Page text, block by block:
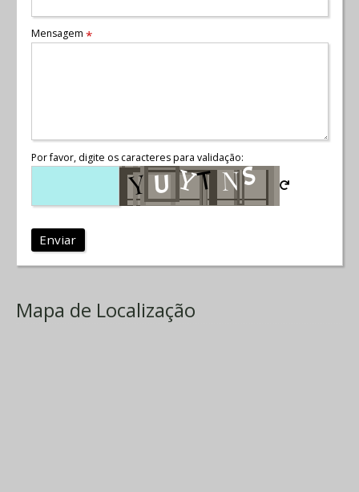
Mensagem *
Por favor, digite os caracteres para validação:
Enviar
Mapa de Localização